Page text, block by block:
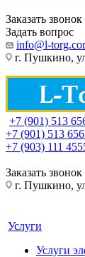
Заказать звонок
Задать вопрос
info@l-
г. Пушкино,
+7 (901) 513
+7 (901) 513
+7 (903) 111
Заказать звонок
г. Пушкино,
Услуги
Услуги